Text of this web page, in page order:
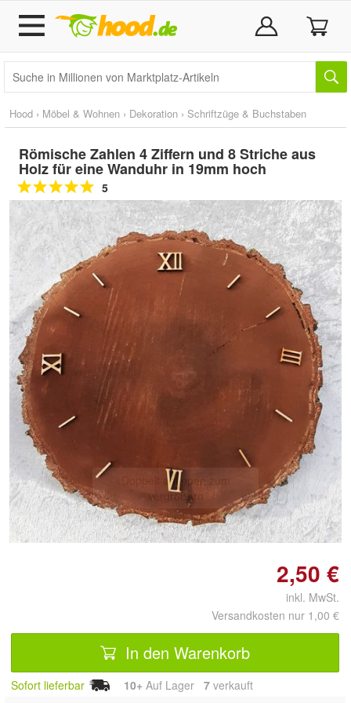
Hood › Möbel & Wohnen › Dekoration › Schriftzüge & Buchstaben
Römische Zahlen 4 Ziffern und 8 Striche aus
Holz für eine Wanduhr in 19mm hoch
5
Doppelt antippen zum
vergrößern
2,50 €
inkl. MwSt.
Versandkosten nur 1,00 €
In den Warenkorb
Sofort lieferbar 10+ Auf Lager 7 verkauft